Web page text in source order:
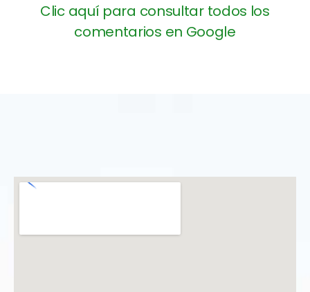
Clic aquí para consultar todos los
comentarios en Google